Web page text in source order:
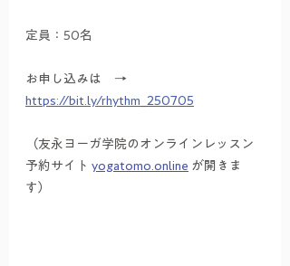
定員：50名
お申し込みは　→
https://bit.ly/rhythm_250705
（友永ヨーガ学院のオンラインレッスン
予約サイト yogatomo.online が開きま
す）